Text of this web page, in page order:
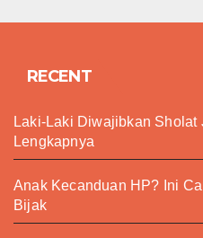
RECENT
Laki-Laki Diwajibkan Sholat
Lengkapnya
Anak Kecanduan HP? Ini
Bijak